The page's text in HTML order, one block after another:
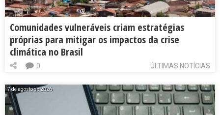
Comunidades vulneráveis criam estratégias
próprias para mitigar os impactos da crise
climática no Brasil
ÚLTIMAS NOTÍCIAS
0
7 de agosto de 2026